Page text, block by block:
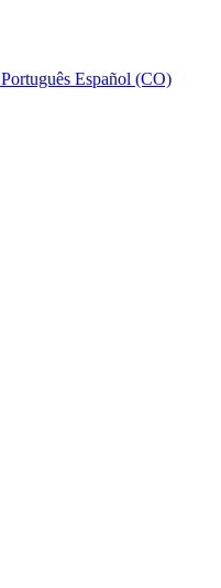
Português Español (CO)